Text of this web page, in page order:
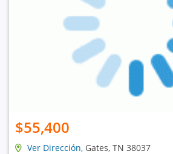
$55,400
Ver Dirección, Gates, TN 38037